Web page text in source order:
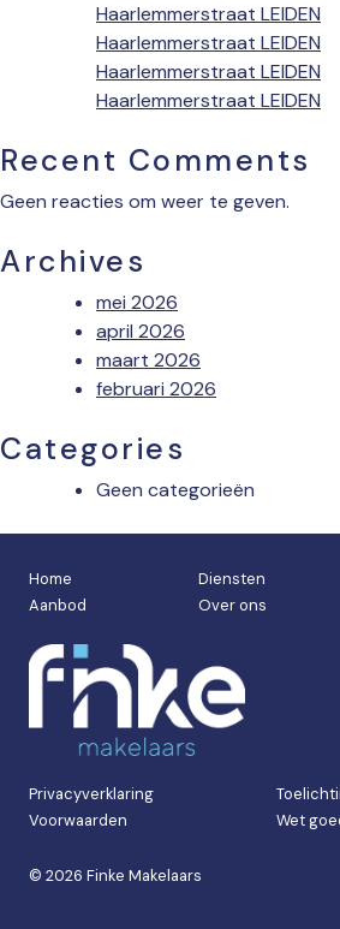
Haarlemmerstraat LEIDEN
Haarlemmerstraat LEIDEN
Haarlemmerstraat LEIDEN
Haarlemmerstraat LEIDEN
Recent Comments
Geen reacties om weer te geven.
Archives
mei 2026
april 2026
maart 2026
februari 2026
Categories
Geen categorieën
© 2026 Finke Makelaars
Privacyverklaring
Voorwaarden
Wet
Home
Aanbod
Diensten
Over ons